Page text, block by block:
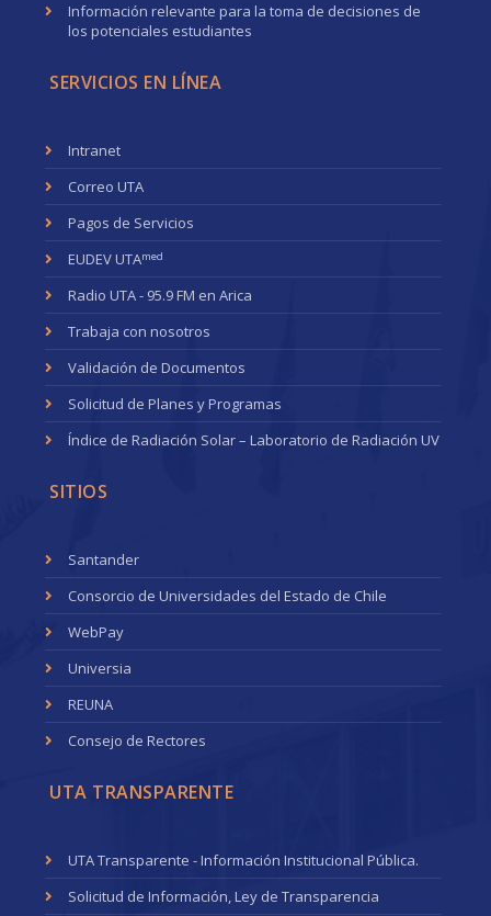
Información relevante para la toma de decisiones de
los potenciales estudiantes
SERVICIOS EN LÍNEA
Intranet
Correo UTA
Pagos de Servicios
EUDEV UTAmed
Radio UTA - 95.9 FM en Arica
Trabaja con nosotros
Validación de Documentos
Solicitud de Planes y Programas
Índice de Radiación Solar – Laboratorio de Radiación UV
SITIOS
Santander
Consorcio de Universidades del Estado de Chile
WebPay
Universia
REUNA
Consejo de Rectores
UTA TRANSPARENTE
UTA Transparente - Información Institucional Pública.
Solicitud de Información, Ley de Transparencia